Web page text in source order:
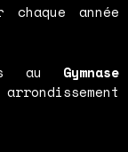
année
au Gymnase